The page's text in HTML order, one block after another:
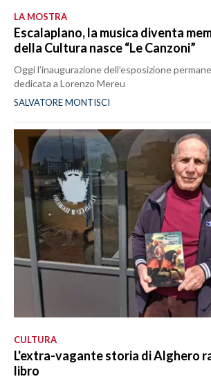
LA MOSTRA
Escalaplano, la musica diventa
della Cultura nasce “Le Canzoni”
Oggi l’inaugurazione dell’esposizione
dedicata a Lorenzo Mereu
SALVATORE MONTISCI
CULTURA
L'extra-vagante storia di Alghero
libro